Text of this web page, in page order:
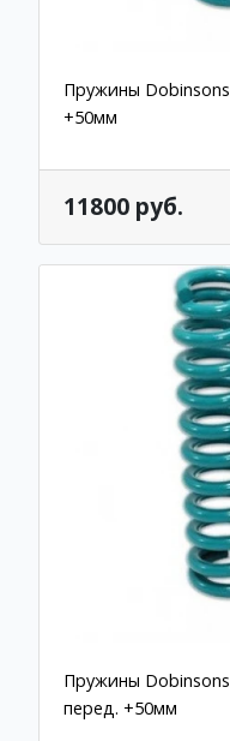
Пружины Dobinsons
+50мм
11800 руб.
Пружины Dobinsons
перед. +50мм